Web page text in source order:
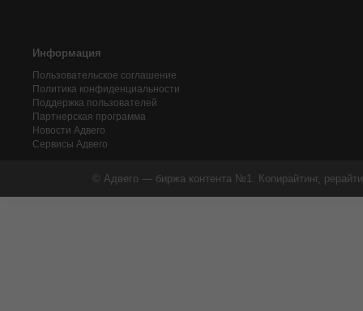
Информация
Пользовательское соглашение
Политика конфиденциальности
Поддержка пользователей
Партнерская программа
Новости Адвего
Сервисы Адвего
© Адвего — биржа контента №1. Копирайтинг,